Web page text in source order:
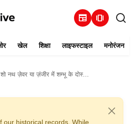
newspaper amp_stories
खेल शिक्षा लाइफस्टाइल मनोरंजन
या ज़ंजीर में शम्भू के दोस्त इंस्पेक्टर आर्यन की घर मे एंट्री
our historical records. While